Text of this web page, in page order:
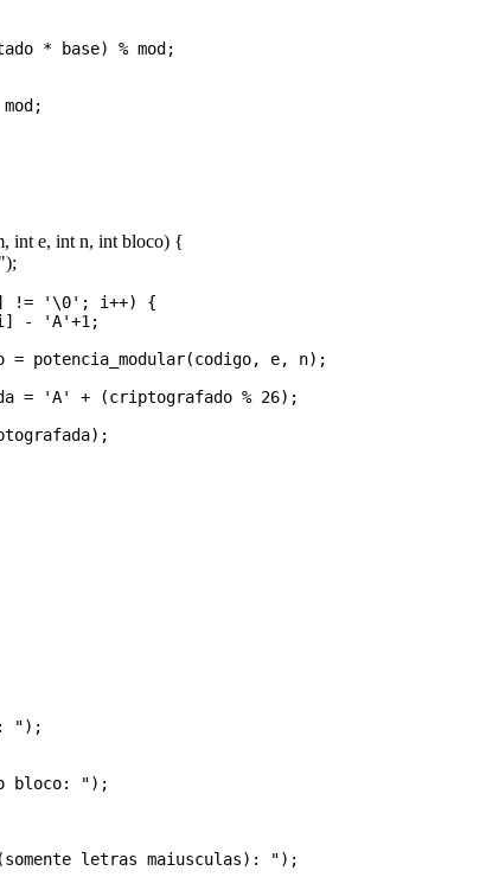
* base) % mod;
int e, int n, int bloco) {
!= '\0'; i++) {
- 'A'+1;
= potencia_modular(codigo, e, n);
= 'A' + (criptografado % 26);
");
bloco: ");
letras maiusculas): ");